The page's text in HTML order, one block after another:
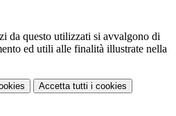
da questo utilizzati si avvalgono di
ed utili alle finalità illustrate nella
Accetta tutti i cookies